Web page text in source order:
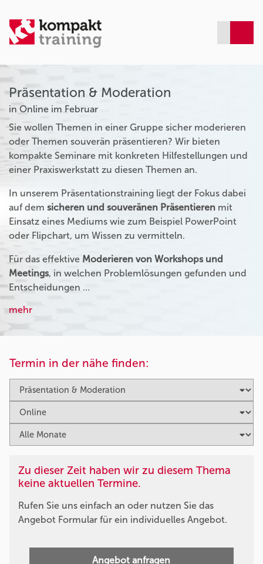
Präsentation & Moderation
in Online im Februar
Sie wollen Themen in einer Gruppe sicher moderieren
oder Themen souverän präsentieren? Wir bieten
kompakte Seminare mit konkreten Hilfestellungen und
einer Praxiswerkstatt zu diesen Themen an.
In unserem Präsentationstraining liegt der Fokus dabei
auf dem sicheren und souveränen Präsentieren mit
Einsatz eines Mediums wie zum Beispiel PowerPoint
oder Flipchart, um Wissen zu vermitteln.
Für das effektive Moderieren von Workshops und
Meetings, in welchen Problemlösungen gefunden und
Entscheidungen …
mehr
Termin in der nähe finden:
Zu dieser Zeit haben wir zu diesem Thema
keine aktuellen Termine.
Rufen Sie uns einfach an oder nutzen Sie das
Angebot Formular für ein individuelles Angebot.
Angebot anfragen